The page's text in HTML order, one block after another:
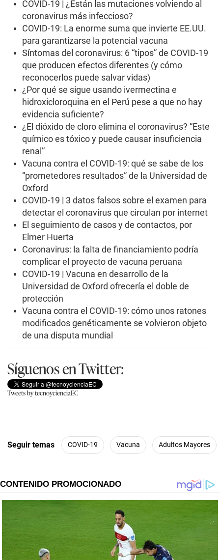
COVID-19 | ¿Están las mutaciones volviendo al
coronavirus más infeccioso?
COVID-19: La enorme suma que invierte EE.UU.
para garantizarse la potencial vacuna
Síntomas del coronavirus: 6 “tipos” de COVID-19
que producen efectos diferentes (y cómo
reconocerlos puede salvar vidas)
¿Por qué se sigue usando ivermectina e
hidroxicloroquina en el Perú pese a que no hay
evidencia suficiente?
¿El dióxido de cloro elimina el coronavirus? “Este
químico es tóxico y puede causar insuficiencia
renal”
Vacuna contra el COVID-19: qué se sabe de los
“prometedores resultados” de la Universidad de
Oxford
COVID-19 | 3 datos falsos sobre el examen para
detectar el coronavirus que circulan por internet
El seguimiento de casos y de contactos, por
Elmer Huerta
Coronavirus: la falta de financiamiento podría
complicar el proyecto de vacuna peruana
COVID-19 | Vacuna en desarrollo de la
Universidad de Oxford ofrecería el doble de
protección
Vacuna contra el COVID-19: cómo unos ratones
modificados genéticamente se volvieron objeto
de una disputa mundial
Síguenos en Twitter:
Tweets by tecnoycienciaEC
Seguir temas COVID-19 Vacuna Adultos Mayores